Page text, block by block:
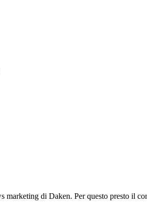
di Daken. Per questo presto il